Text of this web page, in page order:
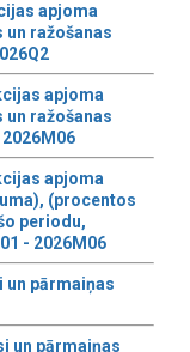
apjoma
ražošanas
apjoma
ražošanas
apjoma
(procentos
periodu,
- 2026M06
un pārmaiņas
un pārmaiņas